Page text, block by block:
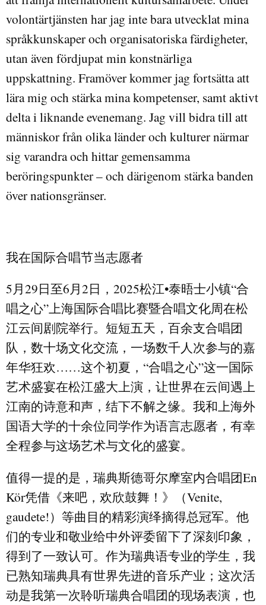
volontärtjänsten har jag inte bara utvecklat mina
språkkunskaper och organisatoriska färdigheter,
utan även fördjupat min konstnärliga
uppskattning. Framöver kommer jag fortsätta att
lära mig och stärka mina kompetenser, samt aktivt
delta i liknande evenemang. Jag vill bidra till att
människor från olika länder och kulturer närmar
sig varandra och hittar gemensamma
beröringspunkter – och därigenom stärka banden
över nationsgränser.
我在国际合唱节当志愿者
5月29日至6月2日， 2025松江•泰晤士小镇“合
唱之心”上海国际合唱比赛暨合唱文化周在松
江云间剧院举行。短短五天，百余支合唱团
队，数十场文化交流，一场数千人次参与的嘉
年华狂欢……这个初夏， “合唱之心”这一国际
艺术盛宴在松江盛大上演，让世界在云间遇上
江南的诗意和声，结下不解之缘。我和上海外
国语大学的十余位同学作为语言志愿者，有幸
全程参与这场艺术与文化的盛宴。
值得一提的是，瑞典斯德哥尔摩室内合唱团En
Kör凭借《来吧，欢欣鼓舞！》（Venite,
gaudete!）等曲目的精彩演绎摘得总冠军。他
们的专业和敬业给中外评委留下了深刻印象，
得到了一致认可。作为瑞典语专业的学生，我
已熟知瑞典具有世界先进的音乐产业；这次活
动是我第一次聆听瑞典合唱团的现场表演，也